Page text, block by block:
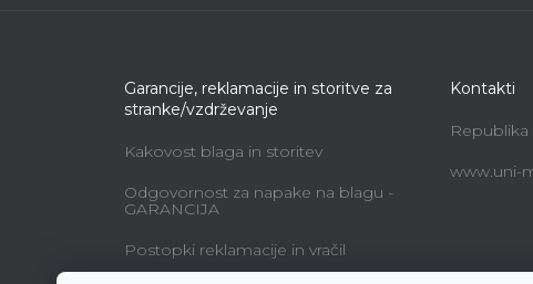
Garancije, reklamacije in storitve za
stranke/vzdrževanje
Kakovost blaga in storitev
Odgovornost za napake na blagu -
GARANCIJA
Postopki reklamacije in vračil
Kontakti
Republika
www.uni-